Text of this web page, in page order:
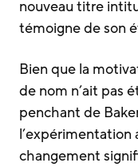
nouveau titre
témoigne de son
Bien que la
de nom n’ait pas
penchant de
l’expérimentation
changement